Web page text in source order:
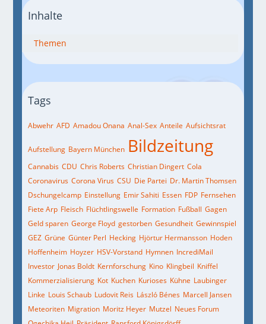
Inhalte
Themen
Tags
Abwehr AFD Amadou Onana Anal-Sex Anteile Aufsichtsrat
Aufstellung Bayern München Bildzeitung
Cannabis CDU Chris Roberts Christian Dingert Cola
Coronavirus Corona Virus CSU Die Partei Dr. Martin Thomsen
Dschungelcamp Einstellung Emir Sahiti Essen FDP Fernsehen
Fiete Arp Fleisch Flüchtlingswelle Formation Fußball Gagen
Geld sparen George Floyd gestorben Gesundheit Gewinnspiel
GEZ Grüne Günter Perl Hecking Hjörtur Hermansson Hoden
Hoffenheim Hoyzer HSV-Vorstand Hymnen IncrediMail
Investor Jonas Boldt Kernforschung Kino Klingbeil Kniffel
Kommerzialisierung Kot Kuchen Kurioses Kühne Laubinger
Linke Louis Schaub Ludovit Reis László Bénes Marcell Jansen
Meteoriten Migration Moritz Heyer Mutzel Neues Forum